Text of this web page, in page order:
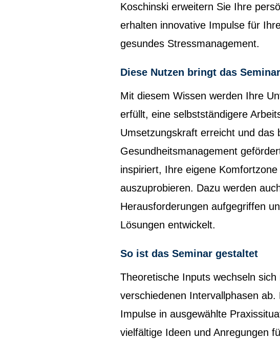
Koschinski erweitern Sie Ihre
erhalten innovative Impulse für
gesundes Stressmanagement.
Diese Nutzen bringt das Seminar
Mit diesem Wissen werden Ihre
erfüllt, eine selbstständigere
Umsetzungskraft erreicht und das
Gesundheitsmanagement
inspiriert, Ihre eigene
auszuprobieren. Dazu werden
Herausforderungen aufgegriffen
Lösungen entwickelt.
So ist das Seminar gestaltet
Theoretische Inputs wechseln
verschiedenen Intervallphasen
Impulse in ausgewählte
vielfältige Ideen und Anregungen